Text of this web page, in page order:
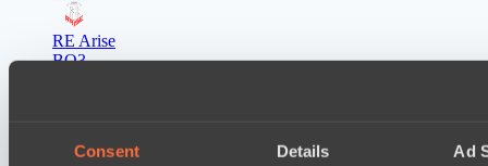
Consent Details Ad
RE Arise
BO3
15:00